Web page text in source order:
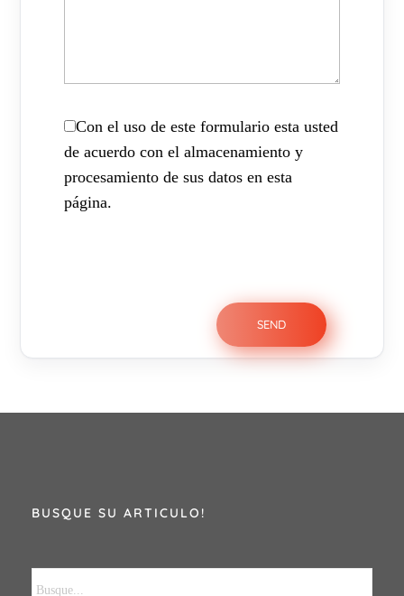
Con el uso de este formulario esta usted
de acuerdo con el almacenamiento y
procesamiento de sus datos en esta
página.
BUSQUE SU ARTICULO!